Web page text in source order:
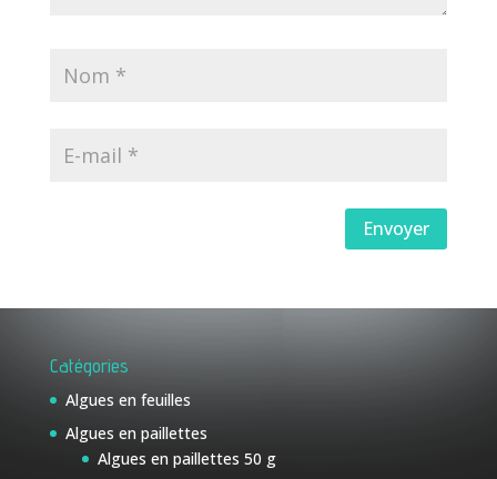
Envoyer
Catégories
Algues en feuilles
Algues en paillettes
Algues en paillettes 50 g